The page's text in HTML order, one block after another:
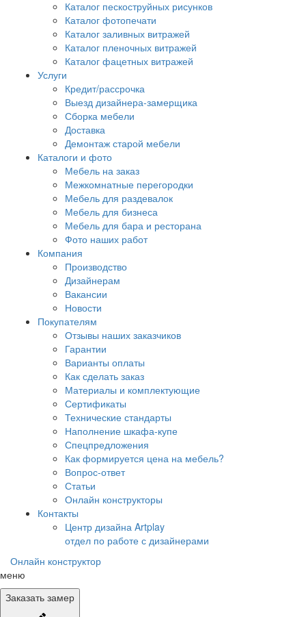
Каталог пескоструйных рисунков
Каталог фотопечати
Каталог заливных витражей
Каталог пленочных витражей
Каталог фацетных витражей
Услуги
Кредит/рассрочка
Выезд дизайнера-замерщика
Сборка мебели
Доставка
Демонтаж старой мебели
Каталоги и фото
Мебель на заказ
Межкомнатные перегородки
Мебель для раздевалок
Мебель для бизнеса
Мебель для бара и ресторана
Фото наших работ
Компания
Производство
Дизайнерам
Вакансии
Новости
Покупателям
Отзывы наших заказчиков
Гарантии
Варианты оплаты
Как сделать заказ
Материалы и комплектующие
Сертификаты
Технические стандарты
Наполнение шкафа-купе
Спецпредложения
Как формируется цена на мебель?
Вопрос-ответ
Статьи
Онлайн конструкторы
Контакты
Центр дизайна Artplay
отдел по работе с дизайнерами
Онлайн конструктор
меню
Заказать замер